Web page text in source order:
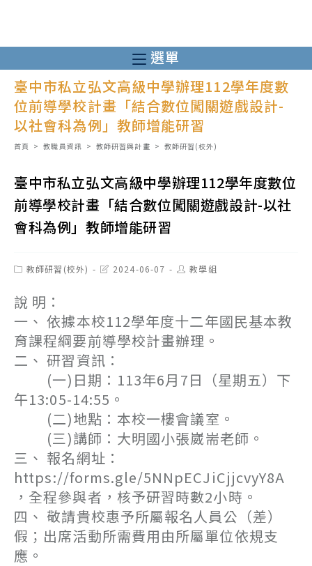
至
主
內
容
選單
臺中市私立弘文高級中學辦理112學年度數
位前導學校計畫「結合數位闖關遊戲設計-
以社會科為例」教師增能研習
首頁 > 教職員資訊 > 教師研習與計畫 > 教師研習(校外)
臺中市私立弘文高級中學辦理112學年度數位
前導學校計畫「結合數位闖關遊戲設計-以社
會科為例」教師增能研習
Post教師研習(校外)
Post2024-06-07
Post教學組
說 明：
一、 依據本校112學年度十二年國民基本教
育課程綱要前導學校計畫辦理。
二、 研習資訊：
(一)日期：113年6月7日（星期五）下
午13:05-14:55。
(二)地點：本校一樓會議室。
(三)講師：大明國小張崴耑老師。
三、 報名網址：
https://forms.gle/5NNpECJiCjjcvyY8A
，全程參與者，核予研習時數2小時。
四、 敬請貴校惠予所屬報名人員公（差）
假；出席活動所需費用由所屬單位依規支
應。